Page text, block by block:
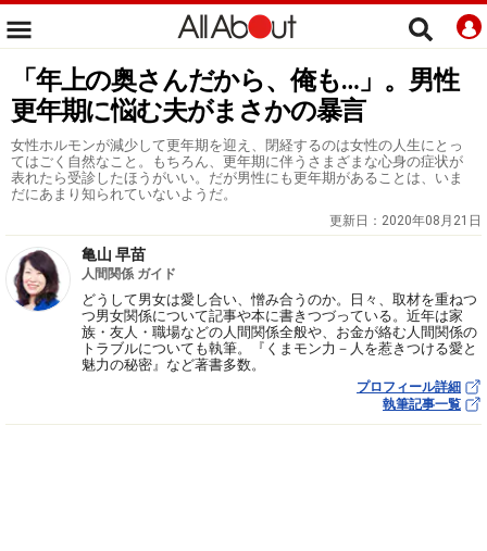
「年上の奥さんだから、俺も…」。男性
更年期に悩む夫がまさかの暴言
女性ホルモンが減少して更年期を迎え、閉経するのは女性の人生にとっ
てはごく自然なこと。もちろん、更年期に伴うさまざまな心身の症状が
表れたら受診したほうがいい。だが男性にも更年期があることは、いま
だにあまり知られていないようだ。
更新日： 2020年08月21日
亀山 早苗
人間関係 ガイド
どうして男女は愛し合い、憎み合うのか。日々、取材を重ねつ
つ男女関係について記事や本に書きつづっている。近年は家
族・友人・職場などの人間関係全般や、お金が絡む人間関係の
トラブルについても執筆。『くまモン力－人を惹きつける愛と
魅力の秘密』など著書多数。
プロフィール詳細
執筆記事一覧